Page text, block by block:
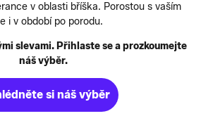
v oblasti bříška. Porostou s vaším
i v období po porodu.
slevami. Přihlaste se a prozkoumejte
náš výběr.
si náš výběr